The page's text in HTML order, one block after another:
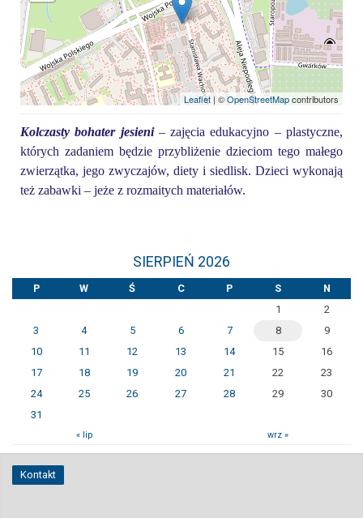
Leaflet| ©OpenStreetMapcontributors
Kolczasty bohater jesieni– zajęcia edukacyjno – plastyczne,
których zadaniem będzie przybliżenie dzieciom tego małego
zwierzątka, jego zwyczajów, diety i siedlisk. Dzieci wykonają
też zabawki – jeże z rozmaitych materiałów.
SIERPIEŃ 2026
P W Ś C P S
N
1
2
3
4 5 6 7 8
9
10
11 12 13 14 15
16
17
18 19 20 21 22
23
24
25 26 27 28 29
30
31
« lip wrz »
Kontakt